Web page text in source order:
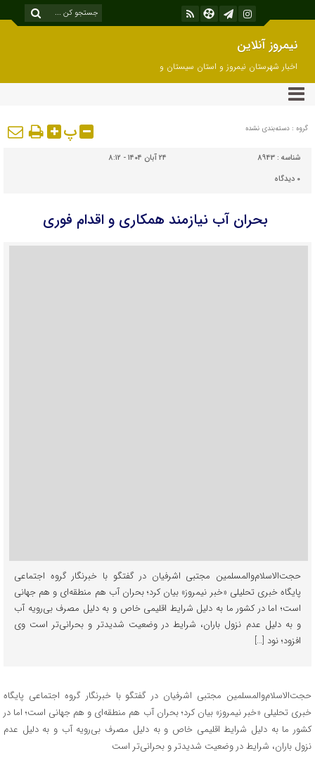
نیمروز آنلاین
اخبار شهرستان نیمروز و استان سیستان و
بلوچستان
گروه : دسته‌بندی نشده پ
شناسه : 8943
۲۴ آبان ۱۴۰۴ - ۸:۱۲
۰ دیدگاه
بحران آب نیازمند همکاری و اقدام فوری
حجت‌الاسلام‌والمسلمین مجتبی اشرفیان در گفتگو با خبرنگار گروه اجتماعی
پایگاه خبری تحلیلی «خبر نیمروز» بیان کرد؛ بحران آب هم منطقه‌ای و هم جهانی
است؛ اما در کشور ما به دلیل شرایط اقلیمی خاص و به دلیل مصرف بی‌رویه آب
و به دلیل عدم نزول باران، شرایط در وضعیت شدیدتر و بحرانی‌تر است وی
افزود؛ نود […]
حجت‌الاسلام‌والمسلمین مجتبی اشرفیان در گفتگو با خبرنگار گروه اجتماعی پایگاه
خبری تحلیلی «خبر نیمروز» بیان کرد؛ بحران آب هم منطقه‌ای و هم جهانی است؛ اما در
کشور ما به دلیل شرایط اقلیمی خاص و به دلیل مصرف بی‌رویه آب و به دلیل عدم
نزول باران، شرایط در وضعیت شدیدتر و بحرانی‌تر است